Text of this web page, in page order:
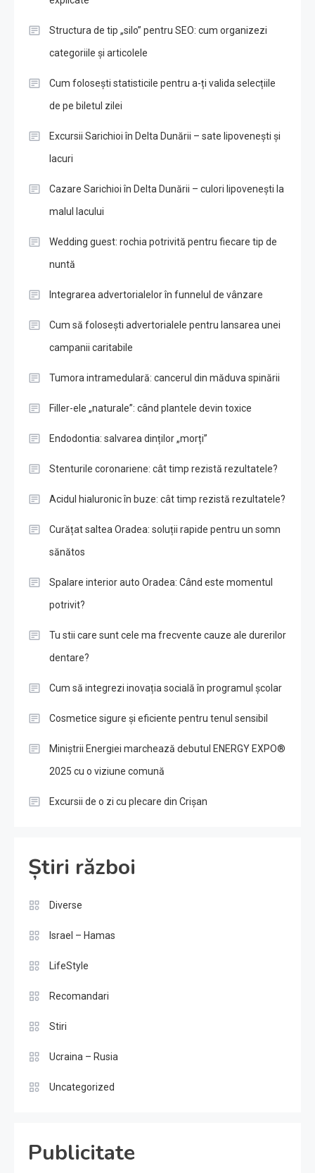
Structura de tip „silo” pentru SEO: cum organizezi
categoriile și articolele
Cum folosești statisticile pentru a-ți valida selecțiile
de pe biletul zilei
Excursii Sarichioi în Delta Dunării – sate lipovenești și
lacuri
Cazare Sarichioi în Delta Dunării – culori lipovenești la
malul lacului
Wedding guest: rochia potrivită pentru fiecare tip de
nuntă
Integrarea advertorialelor în funnelul de vânzare
Cum să folosești advertorialele pentru lansarea unei
campanii caritabile
Tumora intramedulară: cancerul din măduva spinării
Filler-ele „naturale”: când plantele devin toxice
Endodontia: salvarea dinților „morți”
Stenturile coronariene: cât timp rezistă rezultatele?
Acidul hialuronic în buze: cât timp rezistă rezultatele?
Curățat saltea Oradea: soluții rapide pentru un somn
sănătos
Spalare interior auto Oradea: Când este momentul
potrivit?
Tu stii care sunt cele ma frecvente cauze ale durerilor
dentare?
Cum să integrezi inovația socială în programul școlar
Cosmetice sigure și eficiente pentru tenul sensibil
Miniștrii Energiei marchează debutul ENERGY EXPO®
2025 cu o viziune comună
Excursii de o zi cu plecare din Crișan
Știri război
Diverse
Israel – Hamas
LifeStyle
Recomandari
Stiri
Ucraina – Rusia
Uncategorized
Publicitate